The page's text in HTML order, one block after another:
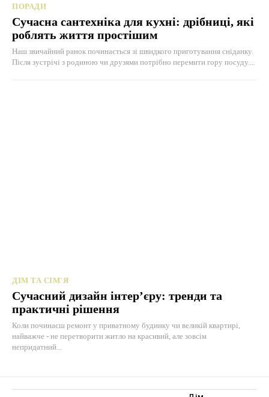
ПОРАДИ
Сучасна сантехніка для кухні: дрібниці, які
роблять життя простішим
Наш звичайний ранок починається зі швидкого приготування сніданку.
Після зустрічі з родиною чи друзями потрібно перемити гору посуду....
ДІМ ТА СІМ'Я
Сучасний дизайн інтер’єру: тренди та
практичні рішення
Коли починаєш ремонт у приватному будинку чи великій квартирі,
найважче - не перетворити житло на красивий, але зовсім
непридатний...